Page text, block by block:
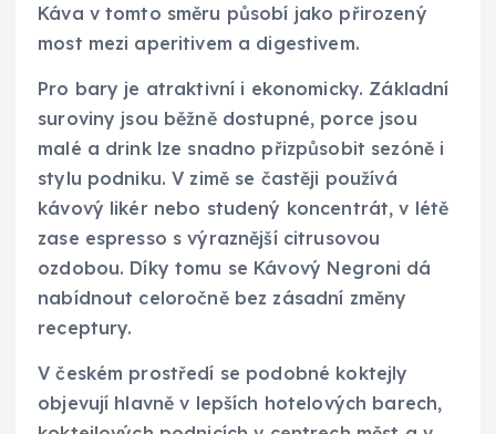
Káva v tomto směru působí jako přirozený
most mezi aperitivem a digestivem.
Pro bary je atraktivní i ekonomicky. Základní
suroviny jsou běžně dostupné, porce jsou
malé a drink lze snadno přizpůsobit sezóně i
stylu podniku. V zimě se častěji používá
kávový likér nebo studený koncentrát, v létě
zase espresso s výraznější citrusovou
ozdobou. Díky tomu se Kávový Negroni dá
nabídnout celoročně bez zásadní změny
receptury.
V českém prostředí se podobné koktejly
objevují hlavně v lepších hotelových barech,